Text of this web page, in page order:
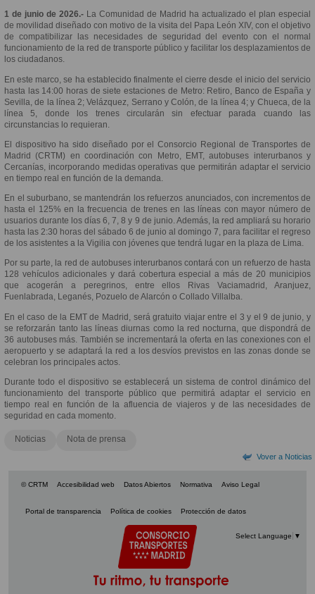
1 de junio de 2026.- La Comunidad de Madrid ha actualizado el plan especial
de movilidad diseñado con motivo de la visita del Papa León XIV, con el objetivo
de compatibilizar las necesidades de seguridad del evento con el normal
funcionamiento de la red de transporte público y facilitar los desplazamientos de
los ciudadanos.
En este marco, se ha establecido finalmente el cierre desde el inicio del servicio
hasta las 14:00 horas de siete estaciones de Metro: Retiro, Banco de España y
Sevilla, de la línea 2; Velázquez, Serrano y Colón, de la línea 4; y Chueca, de la
línea 5, donde los trenes circularán sin efectuar parada cuando las
circunstancias lo requieran.
El dispositivo ha sido diseñado por el Consorcio Regional de Transportes de
Madrid (CRTM) en coordinación con Metro, EMT, autobuses interurbanos y
Cercanías, incorporando medidas operativas que permitirán adaptar el servicio
en tiempo real en función de la demanda.
En el suburbano, se mantendrán los refuerzos anunciados, con incrementos de
hasta el 125% en la frecuencia de trenes en las líneas con mayor número de
usuarios durante los días 6, 7, 8 y 9 de junio. Además, la red ampliará su horario
hasta las 2:30 horas del sábado 6 de junio al domingo 7, para facilitar el regreso
de los asistentes a la Vigilia con jóvenes que tendrá lugar en la plaza de Lima.
Por su parte, la red de autobuses interurbanos contará con un refuerzo de hasta
128 vehículos adicionales y dará cobertura especial a más de 20 municipios
que acogerán a peregrinos, entre ellos Rivas Vaciamadrid, Aranjuez,
Fuenlabrada, Leganés, Pozuelo de Alarcón o Collado Villalba.
En el caso de la EMT de Madrid, será gratuito viajar entre el 3 y el 9 de junio, y
se reforzarán tanto las líneas diurnas como la red nocturna, que dispondrá de
36 autobuses más. También se incrementará la oferta en las conexiones con el
aeropuerto y se adaptará la red a los desvíos previstos en las zonas donde se
celebran los principales actos.
Durante todo el dispositivo se establecerá un sistema de control dinámico del
funcionamiento del transporte público que permitirá adaptar el servicio en
tiempo real en función de la afluencia de viajeros y de las necesidades de
seguridad en cada momento.
Noticias Nota de prensa
Vover a Noticias
© CRTM Accesibilidad web Datos Abiertos Normativa Aviso Legal
Portal de transparencia Política de cookies Protección de datos
Select Language ▼